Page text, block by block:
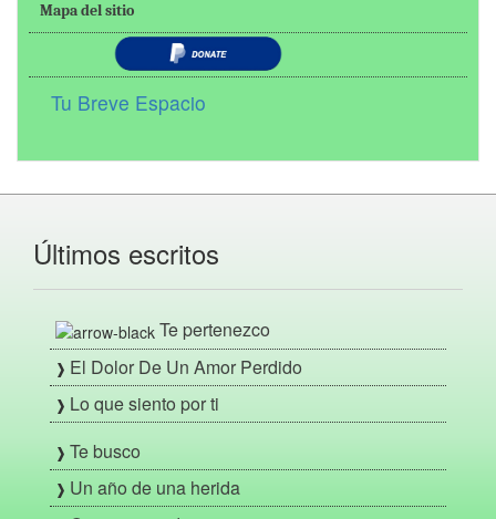
Mapa del sitio
Tu Breve Espacio
Últimos escritos
Te pertenezco
El Dolor De Un Amor Perdido
Lo que siento por ti
Te busco
Un año de una herida